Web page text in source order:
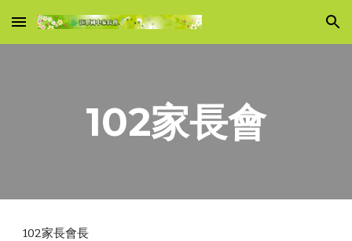
Skip to main content Skip to navigation
102家長會
102家長會長